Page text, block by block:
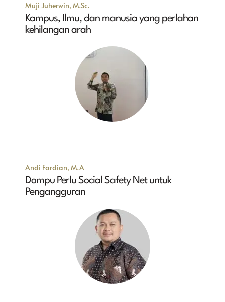
Muji Juherwin, M.Sc.
Kampus, Ilmu, dan manusia yang perlahan
kehilangan arah
Andi Fardian, M.A
Dompu Perlu Social Safety Net untuk
Pengangguran